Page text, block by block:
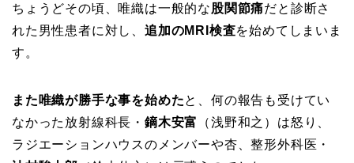
ちょうどその頃、唯織は一般的な股関節痛だと診断さ
れた男性患者に対し、 追加のMRI検査を始めてしまいま
す。
また唯織が勝手な事を始めたと、何の報告も受けてい
なかった放射線科長・ 鏑木安富
（浅野和之）は怒り、
ラジエーションハウスのメンバーや杏、整形外科医・